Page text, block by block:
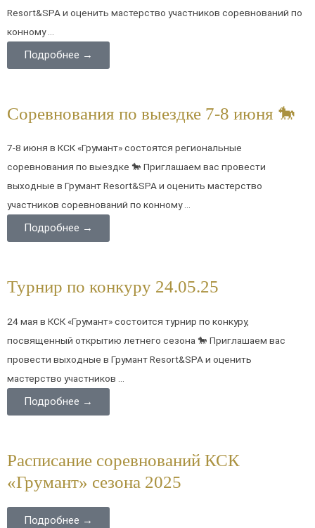
Resort&SPA и оценить мастерство участников соревнований по
конному ...
Подробнее →
Соревнования по выездке 7-8 июня 🐎
7-8 июня в КСК «Грумант» состоятся региональные
соревнования по выездке 🐎 Приглашаем вас провести
выходные в Грумант Resort&SPA и оценить мастерство
участников соревнований по конному ...
Подробнее →
Турнир по конкуру 24.05.25
24 мая в КСК «Грумант» состоится турнир по конкуру,
посвященный открытию летнего сезона 🐎 Приглашаем вас
провести выходные в Грумант Resort&SPA и оценить
мастерство участников ...
Подробнее →
Расписание соревнований КСК
«Грумант» сезона 2025
Подробнее →